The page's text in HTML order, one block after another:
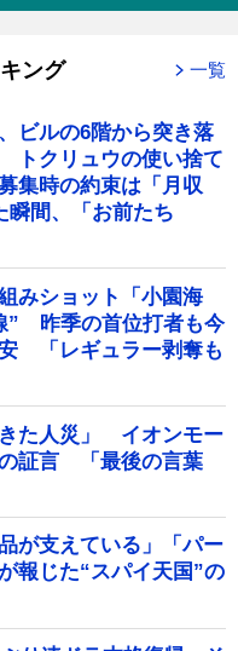
ング 一覧
ビルの6階から突き落
クリュウの使い捨て
集時の約束は「月収
瞬間、「お前たち
みショット「小園海
” 昨季の首位打者も今
「レギュラー剥奪も
きた人災」 イオンモー
証言 「最後の言葉
が支えている」「パー
報じた“スパイ天国”の